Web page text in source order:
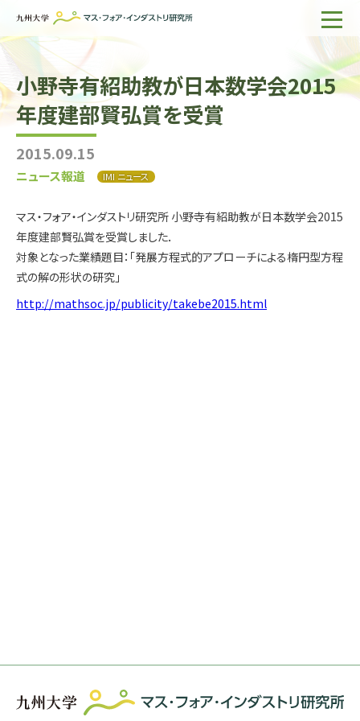
ホーム
IMIについて
組織・所員
研究活動
出版物一覧
小野寺有紹助教が日本数学会2015
年度建部賢弘賞を受賞
2015.09.15
ニュース報道 IMI ニュース
マス・フォア・インダストリ研究所 小野寺有紹助教が日本数学会2015
年度建部賢弘賞を受賞しました．
対象となった業績題目：「発展方程式的アプローチによる楕円型方程
式の解の形状の研究」
http://mathsoc.jp/publicity/takebe2015.html